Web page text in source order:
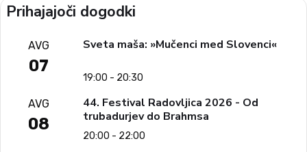
Prihajajoči dogodki
AVG
07
Sveta maša: »Mučenci med Slovenci«
19:00 - 20:30
AVG
08
44. Festival Radovljica 2026 - Od
trubadurjev do Brahmsa
20:00 - 22:00